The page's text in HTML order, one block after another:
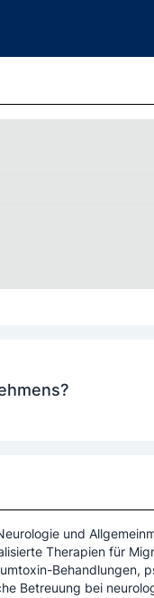
und
Therapien für
Behandlungen,
Betreuung bei